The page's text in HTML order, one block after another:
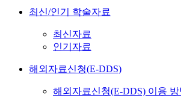
최신/인기 학술자료
최신자료
인기자료
해외자료신청(E-DDS)
해외자료신청(E-DDS) 이용 방